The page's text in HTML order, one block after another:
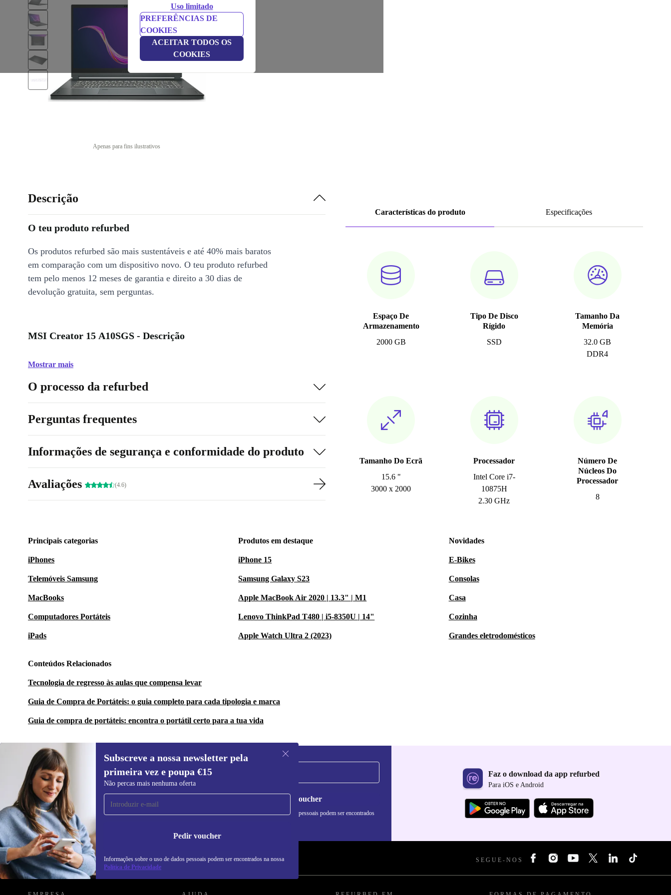
Uso limitado
PREFERÊNCIAS DE
COOKIES
ACEITAR TODOS OS
COOKIES
Apenas para fins ilustrativos
Características do produto Especificações
Espaço De
Armazenamento
2000 GB
Tipo De Disco
Rígido
SSD
Tamanho Da
Memória
32.0 GB
DDR4
Tamanho Do Ecrã
15.6 "
3000 x 2000
Processador
Intel Core i7-
10875H
2.30 GHz
Número De
Núcleos Do
Processador
8
Descrição
O teu produto refurbed
Os produtos refurbed são mais sustentáveis e até 40% mais baratos
em comparação com um dispositivo novo. O teu produto refurbed
tem pelo menos 12 meses de garantia e direito a 30 dias de
devolução gratuita, sem perguntas.
MSI Creator 15 A10SGS - Descrição
Mostrar mais
O processo da refurbed
Perguntas frequentes
Informações de segurança e conformidade do produto
Avaliações (4.6)
Principais categorias
iPhones
Telemóveis Samsung
MacBooks
Computadores Portáteis
iPads
Produtos em destaque
iPhone 15
Samsung Galaxy S23
Apple MacBook Air 2020 | 13.3" | M1
Lenovo ThinkPad T480 | i5-8350U | 14"
Apple Watch Ultra 2 (2023)
Novidades
E-Bikes
Consolas
Casa
Cozinha
Grandes eletrodomésticos
Conteúdos Relacionados
Tecnologia de regresso às aulas que compensa levar
Guia de Compra de Portáteis: o guia completo para cada tipologia e marca
Guia de compra de portáteis: encontra o portátil certo para a tua vida
Subscreve a nossa newsletter pela
primeira vez e poupa €15
Não percas mais nenhuma oferta
Pedir voucher
Informações sobre o uso de dados pessoais podem ser encontrados na nossa
Política de Privacidade
Subscreve a nossa newsletter pela
primeira vez e poupa 15€!
Não percas mais nenhuma oferta.
Pedir voucher
Informações sobre o uso de dados pessoais podem ser encontrados
Faz o download da app refurbed
Para iOS e Android
REFURBED PORTUGAL - RETHINK NEW. SEGUE-NOS